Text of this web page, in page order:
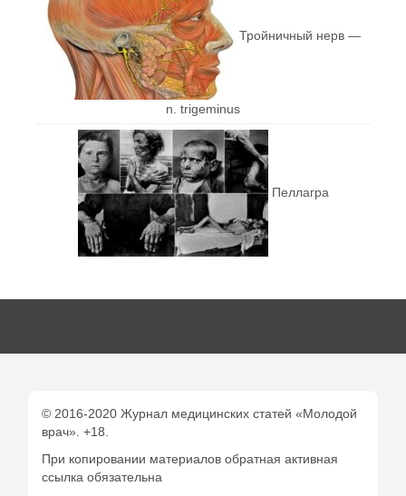
Тройничный нерв —
n. trigeminus
Пеллагра
© 2016-2020 Журнал медицинских статей «Молодой
врач». +18.
При копировании материалов обратная активная
ссылка обязательна